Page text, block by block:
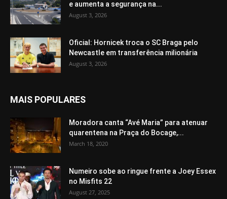
e aumenta a segurança na...
August 3, 2026
Oficial: Hornicek troca o SC Braga pelo
Newcastle em transferência milionária
August 3, 2026
MAIS POPULARES
Moradora canta “Avé Maria” para atenuar
quarentena na Praça do Bocage,...
March 18, 2020
Numeiro sobe ao ringue frente a Joey Essex
no Misfits 22
August 27, 2025